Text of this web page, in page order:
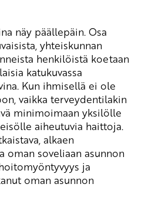
näy päällepäin. Osa
yhteiskunnan
henkilöistä koetaan
katukuvassa
Kun ihmisellä ei ole
vaikka terveydentilakin
minimoimaan yksilölle
aiheutuvia haittoja.
alkaen
oman soveliaan asunnon
ja
oman asunnon